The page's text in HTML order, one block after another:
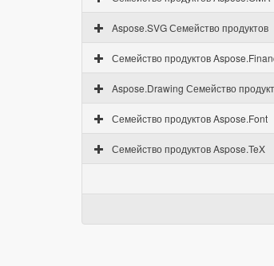
Aspose.SVG Семейство продуктов
Семейство продуктов
Aspose.Drawing Семейство
Семейство продуктов Aspose.Font
Семейство продуктов Aspose.TeX